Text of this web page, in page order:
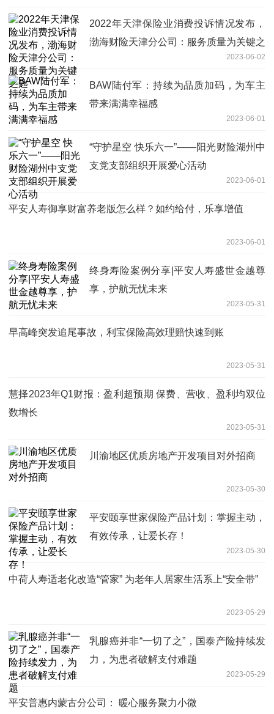
2022年天津保险业消费投诉情况发布，
渤海财险天津分公司：服务质量为关键之
2023-06-02
BAW陆付军：持续为品质加码，为车主
带来满满幸福感
2023-06-01
“守护星空 快乐六一”——阳光财险湖州中
支党支部组织开展爱心活动
2023-06-01
平安人寿御享财富养老版怎么样？如约给付，乐享增值
2023-06-01
终身寿险案例分享|平安人寿盛世金越尊
享，护航无忧未来
2023-05-31
早高峰突发追尾事故，利宝保险高效理赔快速到账
2023-05-31
慧择2023年Q1财报：盈利超预期 保费、营收、盈利均双位
数增长
2023-05-31
川渝地区优质房地产开发项目对外招商
2023-05-30
平安颐享世家保险产品计划：掌握主动，
有效传承，让爱长存！
2023-05-30
中荷人寿适老化改造“管家” 为老年人居家生活系上“安全带”
2023-05-29
乳腺癌并非“一切了之”，国泰产险持续发
力，为患者破解支付难题
2023-05-29
平安普惠内蒙古分公司： 暖心服务聚力小微